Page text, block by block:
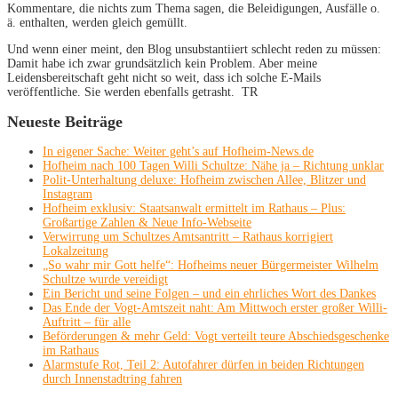
Kommentare, die nichts zum Thema sagen, die Beleidigungen, Ausfälle o.
ä. enthalten, werden gleich gemüllt.
Und wenn einer meint, den Blog unsubstantiiert schlecht reden zu müssen:
Damit habe ich zwar grundsätzlich kein Problem. Aber meine
Leidensbereitschaft geht nicht so weit, dass ich solche E-Mails
veröffentliche. Sie werden ebenfalls getrasht. TR
Neueste Beiträge
In eigener Sache: Weiter geht’s auf Hofheim-News.de
Hofheim nach 100 Tagen Willi Schultze: Nähe ja – Richtung unklar
Polit-Unterhaltung deluxe: Hofheim zwischen Allee, Blitzer und
Instagram
Hofheim exklusiv: Staatsanwalt ermittelt im Rathaus – Plus:
Großartige Zahlen & Neue Info-Webseite
Verwirrung um Schultzes Amtsantritt – Rathaus korrigiert
Lokalzeitung
„So wahr mir Gott helfe“: Hofheims neuer Bürgermeister Wilhelm
Schultze wurde vereidigt
Ein Bericht und seine Folgen – und ein ehrliches Wort des Dankes
Das Ende der Vogt-Amtszeit naht: Am Mittwoch erster großer Willi-
Auftritt – für alle
Beförderungen & mehr Geld: Vogt verteilt teure Abschiedsgeschenke
im Rathaus
Alarmstufe Rot, Teil 2: Autofahrer dürfen in beiden Richtungen
durch Innenstadtring fahren